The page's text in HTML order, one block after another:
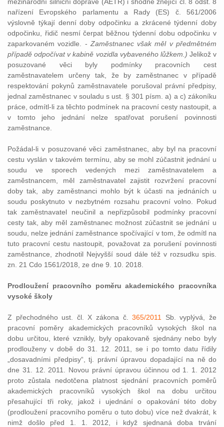
nařízení Evropského parlamentu a Rady (ES) č. 561/2006
výslovně týkají denní doby odpočinku a zkrácené týdenní doby
odpočinku, řidič nesmí čerpat běžnou týdenní dobu odpočinku v
zaparkovaném vozidle. - Zaměstnanec však měl v předmětném
případě odpočívat v kabině vozidla vybaveného lůžkem.) Jelikož v
posuzované věci byly podmínky pracovních cest
zaměstnavatelem určeny tak, že by zaměstnanec v případě
respektování pokynů zaměstnavatele porušoval právní předpisy,
jednal zaměstnanec v souladu s ust. § 301 písm. a) a c) zákoníku
práce, odmítl-li za těchto podmínek na pracovní cesty nastoupit, a
v tomto jeho jednání nelze spatřovat porušení povinnosti
zaměstnance.
Požádal-li v posuzované věci zaměstnanec, aby byl na pracovní
cestu vyslán v takovém termínu, aby se mohl zúčastnit jednání u
soudu ve sporech vedených mezi zaměstnavatelem a
zaměstnancem, měl zaměstnavatel zajistit rozvržení pracovní
doby tak, aby zaměstnanci mohlo být k účasti na jednáních u
soudu poskytnuto v nezbytném rozsahu pracovní volno. Pokud
tak zaměstnavatel neučinil a nepřizpůsobil podmínky pracovní
cesty tak, aby měl zaměstnanec možnost zúčastnit se jednání u
soudu, nelze jednání zaměstnance spočívající v tom, že odmítl na
tuto pracovní cestu nastoupit, považovat za porušení povinnosti
zaměstnance, zhodnotil Nejvyšší soud dále též v rozsudku spis.
zn. 21 Cdo 1561/2018, ze dne 9. 10. 2018.
Prodloužení pracovního poměru akademického pracovníka
vysoké školy
Z přechodného ust. čl. X zákona č.365/2011
Sb. vyplývá, že
pracovní poměry akademických pracovníků vysokých škol na
dobu určitou, které vznikly, byly opakovaně sjednány nebo byly
prodlouženy v době do 31. 12. 2011, se i po tomto datu řídily
„dosavadními předpisy“, tj. právní úpravou dopadající na ně do
dne 31. 12. 2011. Novou právní úpravou účinnou od 1. 1. 2012
proto zůstala nedotčena platnost sjednání pracovních poměrů
akademických pracovníků vysokých škol na dobu určitou
přesahující tři roky, jakož i ujednání o opakování této doby
(prodloužení pracovního poměru o tuto dobu) více než dvakrát, k
nimž došlo před 1. 1. 2012, i když sjednaná doba trvání